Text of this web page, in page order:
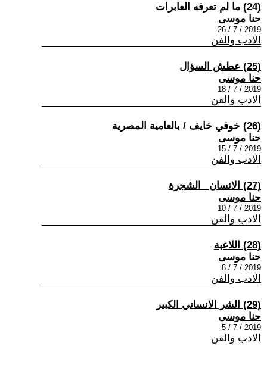
(24) ما لم تعرفه العابرات
حنا موسى
2019 / 7 / 26
الادب والفن
(25) عطش السؤال
حنا موسى
2019 / 7 / 18
الادب والفن
(26) خوفي خايف / بالعامية المصرية
حنا موسى
2019 / 7 / 15
الادب والفن
(27) الانسان _الشجرة
حنا موسى
2019 / 7 / 10
الادب والفن
(28) اللاعبة
حنا موسى
2019 / 7 / 8
الادب والفن
(29) الشر الانساني الكبير
حنا موسى
2019 / 7 / 5
الادب والفن